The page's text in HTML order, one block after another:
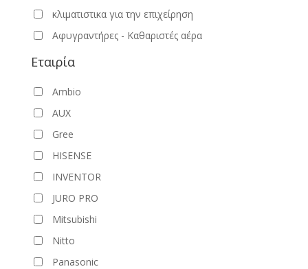
κλιματιστικα για την επιχείρηση
Αφυγραντήρες - Καθαριστές αέρα
Εταιρία
Ambio
AUX
Gree
HISENSE
INVENTOR
JURO PRO
Mitsubishi
Nitto
Panasonic